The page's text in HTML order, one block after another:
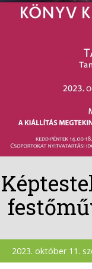
2023. október 11.